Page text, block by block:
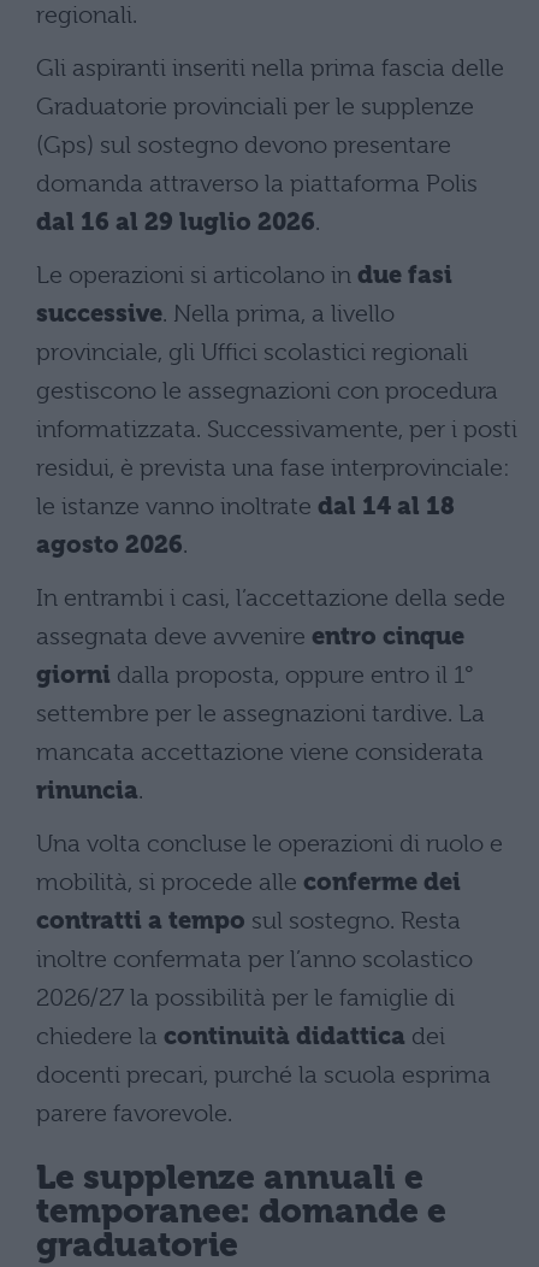
regionali.
Gli aspiranti inseriti nella prima fascia delle
Graduatorie provinciali per le supplenze
(Gps) sul sostegno devono presentare
domanda attraverso la piattaforma Polis
dal 16 al 29 luglio 2026.
Le operazioni si articolano in due fasi
successive. Nella prima, a livello
provinciale, gli Uffici scolastici regionali
gestiscono le assegnazioni con procedura
informatizzata. Successivamente, per i posti
residui, è prevista una fase interprovinciale:
le istanze vanno inoltrate dal 14 al 18
agosto 2026.
In entrambi i casi, l’accettazione della sede
assegnata deve avvenire entro cinque
giorni dalla proposta, oppure entro il 1°
settembre per le assegnazioni tardive. La
mancata accettazione viene considerata
rinuncia.
Una volta concluse le operazioni di ruolo e
mobilità, si procede alle conferme dei
contratti a tempo sul sostegno. Resta
inoltre confermata per l’anno scolastico
2026/27 la possibilità per le famiglie di
chiedere la continuità didattica dei
docenti precari, purché la scuola esprima
parere favorevole.
Le supplenze annuali e
temporanee: domande e
graduatorie